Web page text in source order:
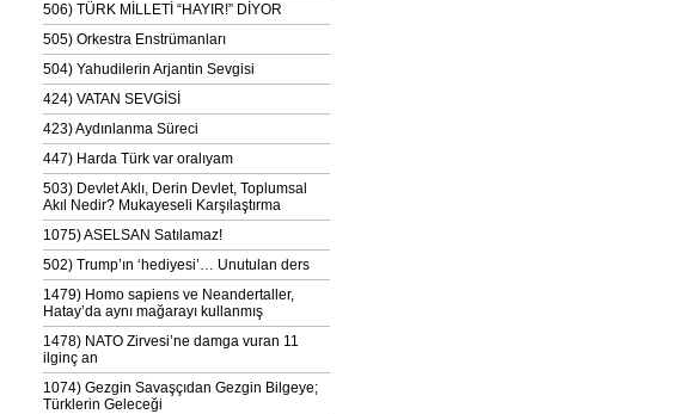
506) TÜRK MİLLETİ “HAYIR!” DİYOR
505) Orkestra Enstrümanları
504) Yahudilerin Arjantin Sevgisi
424) VATAN SEVGİSİ
423) Aydınlanma Süreci
447) Harda Türk var oralıyam
503) Devlet Aklı, Derin Devlet, Toplumsal
Akıl Nedir? Mukayeseli Karşılaştırma
1075) ASELSAN Satılamaz!
502) Trump’ın ‘hediyesi’… Unutulan ders
1479) Homo sapiens ve Neandertaller,
Hatay’da aynı mağarayı kullanmış
1478) NATO Zirvesi’ne damga vuran 11
ilginç an
1074) Gezgin Savaşçıdan Gezgin Bilgeye;
Türklerin Geleceği